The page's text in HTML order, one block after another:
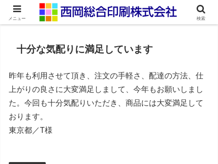
ネット印刷通販・オンデマンド印刷
十分な気配りに満足しています
昨年も利用させて頂き、注文の手軽さ、配達の方法、仕
上がりの良さに大変満足しまして、今年もお願いしまし
た。今回も十分気配りいただき、商品には大変満足して
おります。
東京都／T様
メニュー 検索